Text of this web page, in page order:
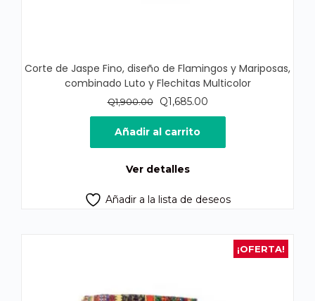
Corte de Jaspe Fino, diseño de Flamingos y Mariposas,
combinado Luto y Flechitas Multicolor
Q1,900.00
El
precio
original
Q1,685.00El
precio
Añadir al carrito
Ver detalles
Añadir a la lista de deseos
¡OFERTA!